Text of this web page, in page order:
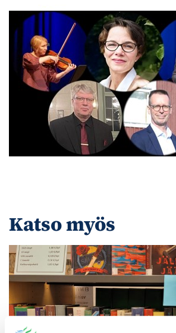
Katso myös